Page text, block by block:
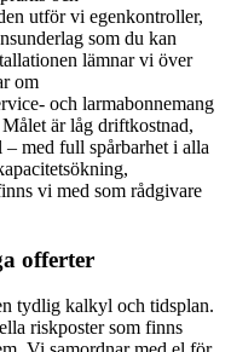
utför vi egenkontroller,
som du kan
lämnar vi över
om
och larmabonnemang
är låg driftkostnad,
med full spårbarhet i alla
vi med som rådgivare
offerter
tydlig kalkyl och tidsplan.
riskposter som finns